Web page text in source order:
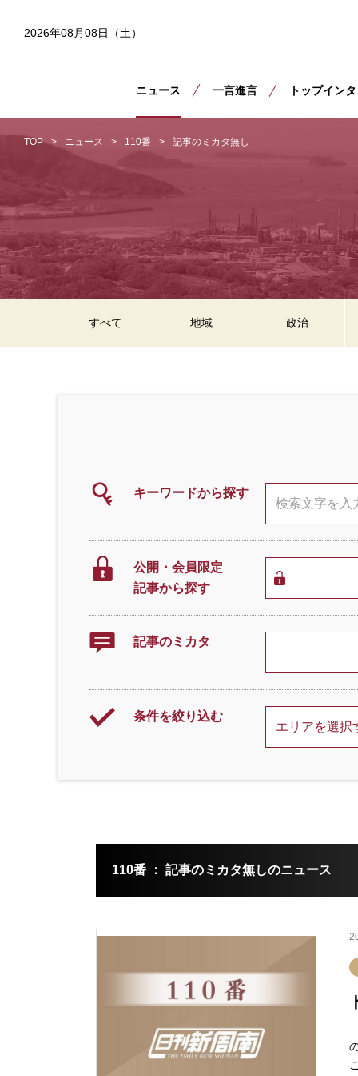
2026年08月08日（土）
ニュース 一言進言 トップイン
TOP ニュース 110番 記事のミカタ無し
キーワードから探す
公開・会員限定
記事から探す
記事のミカタ
条件を絞り込む
すべて 地域 政治
110番 ： 記事のミカタ無しのニュース